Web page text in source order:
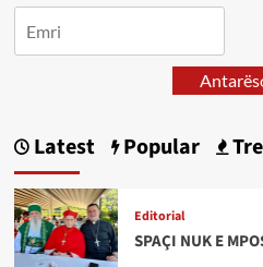
Latest Popular
Editorial
SPAÇI NUK E